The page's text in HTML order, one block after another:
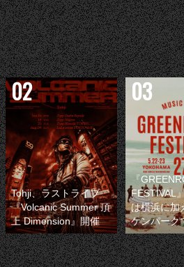
Tohji、ラストライブ
『Volcanic Summer 頂
上 Dimension』開催
『
FESTIVAL
は横浜に加
ケンパーク